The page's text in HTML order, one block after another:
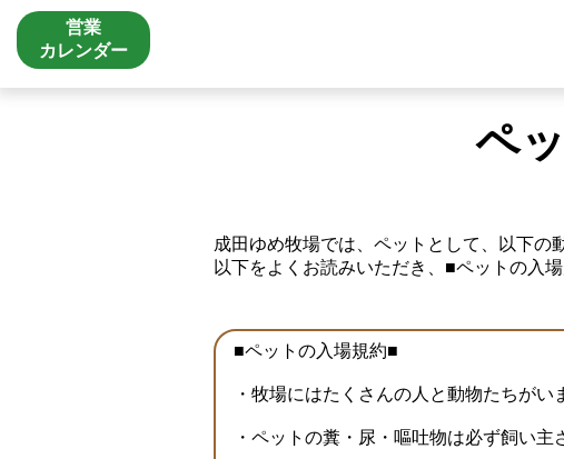
営業
カレンダー
ペ
成田ゆめ牧場では、ペットとして、以下の
以下をよくお読みいただき、■ペットの入
■ペットの入場規約■
・牧場にはたくさんの人と動物たちが
・ペットの糞・尿・嘔吐物は必ず飼い